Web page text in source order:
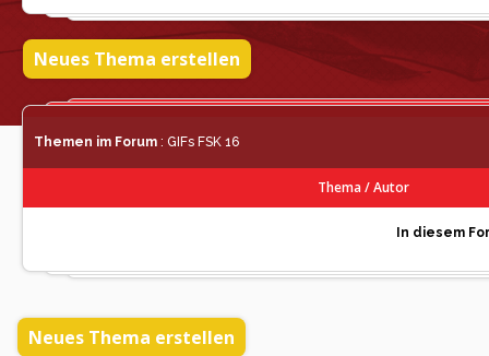
Neues Thema erstellen
Themen im Forum : GIFs FSK 16
Thema/Autor
In diesem
Neues Thema erstellen